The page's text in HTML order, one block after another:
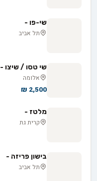
שי-פו -
תל אביב
שי טסו / שיצו -
אלומה
2,500 ₪
מלטז -
קרית גת
בישון פריזה -
תל אביב